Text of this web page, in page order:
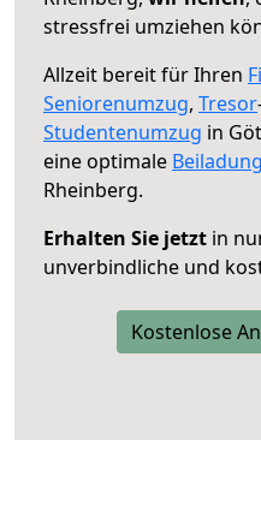
stressfrei umziehen
Allzeit bereit für Ihren
Seniorenumzug, Tresor
Studentenumzug in
eine optimale Beiladung
Rheinberg.
Erhalten Sie jetzt in
unverbindliche und
Kostenlose